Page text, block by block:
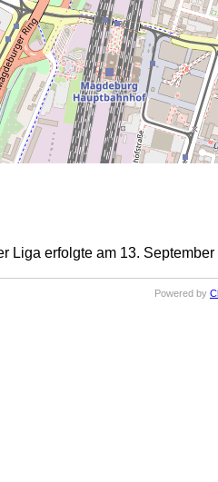
Liga erfolgte am 13. September
Powered by